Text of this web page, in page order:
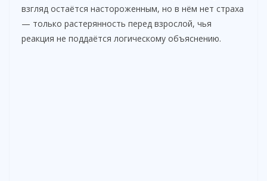
взгляд остаётся настороженным, но в нём нет страха
— только растерянность перед взрослой, чья
реакция не поддаётся логическому объяснению.